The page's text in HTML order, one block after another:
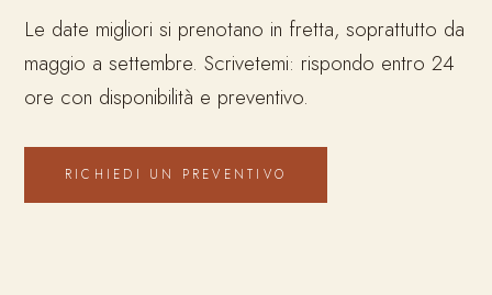
Le date migliori si prenotano in fretta, soprattutto da
maggio a settembre. Scrivetemi: rispondo entro 24
ore con disponibilità e preventivo.
RICHIEDI UN PREVENTIVO